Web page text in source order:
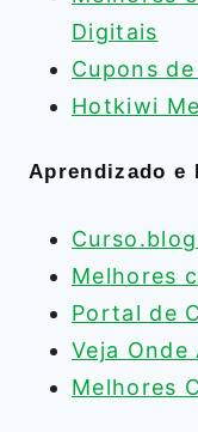
Digitais
Cupons
Hotkiwi
Aprendizado e
Melhores
Portal de
Veja Onde
Melhores